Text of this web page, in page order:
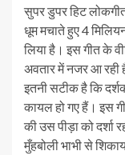
सुपर डुपर हिट
धूम मचाते हुए 4
लिया है। इस गीत के
अवतार में नजर आ
इतनी सटीक है कि
कायल हो गए हैं। इस
की उस पीड़ा को दर्शा
मुँहबोली भाभी से